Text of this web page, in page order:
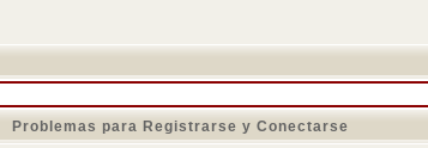
Problemas para Registrarse y Conectarse